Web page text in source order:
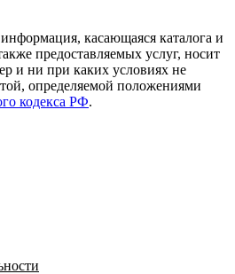
касающаяся каталога и
предоставляемых услуг, носит
и ни при каких условиях не
определяемой положениями
кодекса РФ.